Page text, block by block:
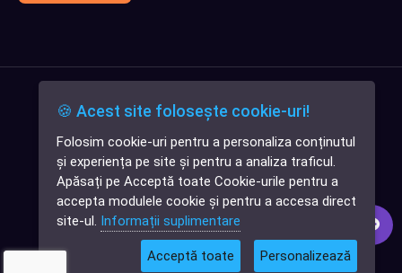
✕
Cauți o aplicație
software?
🍪 Acest site folosește cookie-uri!
Folosim cookie-uri pentru a personaliza conținutul
și experiența pe site și pentru a analiza traficul.
Apăsați pe Acceptă toate Cookie-urile pentru a
accepta modulele cookie și pentru a accesa direct
site-ul. Informații suplimentare
Acceptă toate Personalizează